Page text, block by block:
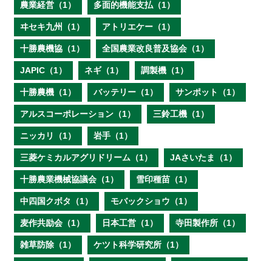
農業経営（1） 多面的機能支払（1）
ヰセキ九州（1） アトリエケー（1）
十勝農機協（1） 全国農業改良普及協会（1）
JAPIC（1） ネギ（1） 調製機（1）
十勝農機（1） バッテリー（1） サンポット（1）
アルスコーポレーション（1） 三鈴工機（1）
ニッカリ（1） 岩手（1）
三菱ケミカルアグリドリーム（1） JAさいたま（1）
十勝農業機械協議会（1） 雪印種苗（1）
中四国クボタ（1） モバックショウ（1）
麦作共励会（1） 日本工営（1） 寺田製作所（1）
雑草防除（1） ケツト科学研究所（1）